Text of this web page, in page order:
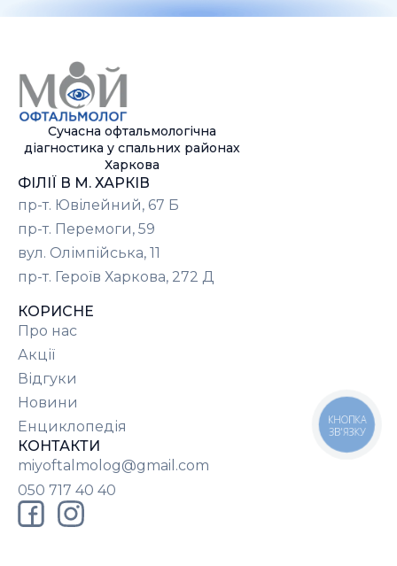
Сучасна офтальмологічна
діагностика у спальних районах
Харкова
ФІЛІЇ В М. ХАРКІВ
пр-т. Ювілейний, 67 Б
пр-т. Перемоги, 59
вул. Олімпійська, 11
пр-т. Героїв Харкова, 272 Д
КОРИСНЕ
Про нас
Акції
Відгуки
Новини
Енциклопедія
КОНТАКТИ
miyoftalmolog@gmail.com
050 717 40 40
КНОПКА
ЗВ'ЯЗКУ